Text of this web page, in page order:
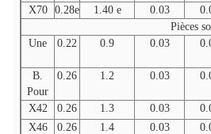
X70
0.28e 1.40 e 0.03
Pièces
Une
0.22 0.9 0.03
B.
Pour
0.26 1.2 0.03
X42 0.26 1.3 0.03
X46
0.26 1.4 0.03